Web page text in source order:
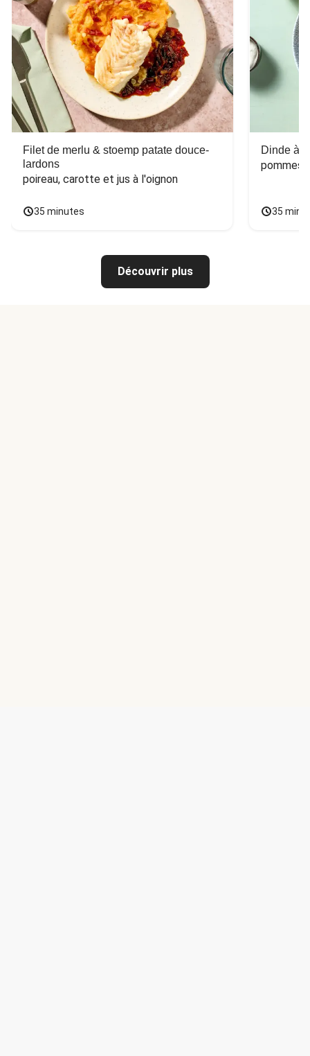
Filet de merlu & stoemp patate douce-
lardons
poireau, carotte et jus à l'oignon
35 minutes
Dinde à
pommes
35
Découvrir plus